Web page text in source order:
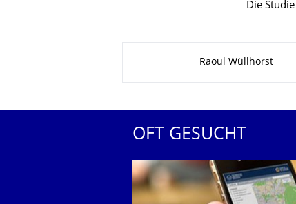
Die
Raoul Wüllhorst
OFT GESUCHT